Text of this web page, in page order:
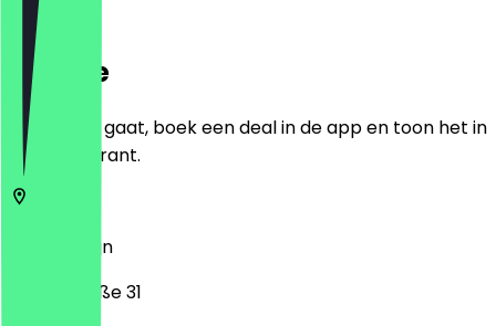
Locatie
Voordat je gaat, boek een deal in de app en toon het in
het restaurant.
Berlijn
Wuhlestraße 31